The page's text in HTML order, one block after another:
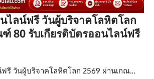
ไลน์ฟรี วันผู้บริจาคโลหิตโลก
ฑ์ 80 รับเกียรติบัตรออนไลน์ฟรี
รี วันผู้บริจาคโลหิตโลก 2569 ผ่านเกณ…